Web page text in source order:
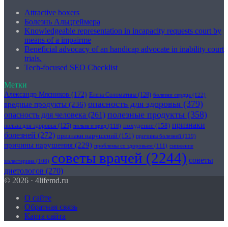
Attractive boxers
Болезнь Альцгеймера
Knowledgeable representation in incapacity requests court by
means of a impairme
Beneficial advocacy of an handicap advocate in inability court
trials.
Tech-focused SEO Checklist
Метки
Александр Мясников (172) Елена Соломатина (128) болезни сердца (122)
вредные продукты (236) опасность для здоровья (379)
опасность для человека (261) полезные продукты (358)
польза для здоровья (125) польза и вред (118) похудение (158) признаки
болезней (272) признаки нарушений (151) причины болезней (119)
причины нарушения (229) проблемы со здоровьем (111) снижение
холестерина (108) советы врачей (2244) советы
диетологов (270)
© 2026 · 4lifemd.ru
О сайте
Обратная связь
Карта сайта